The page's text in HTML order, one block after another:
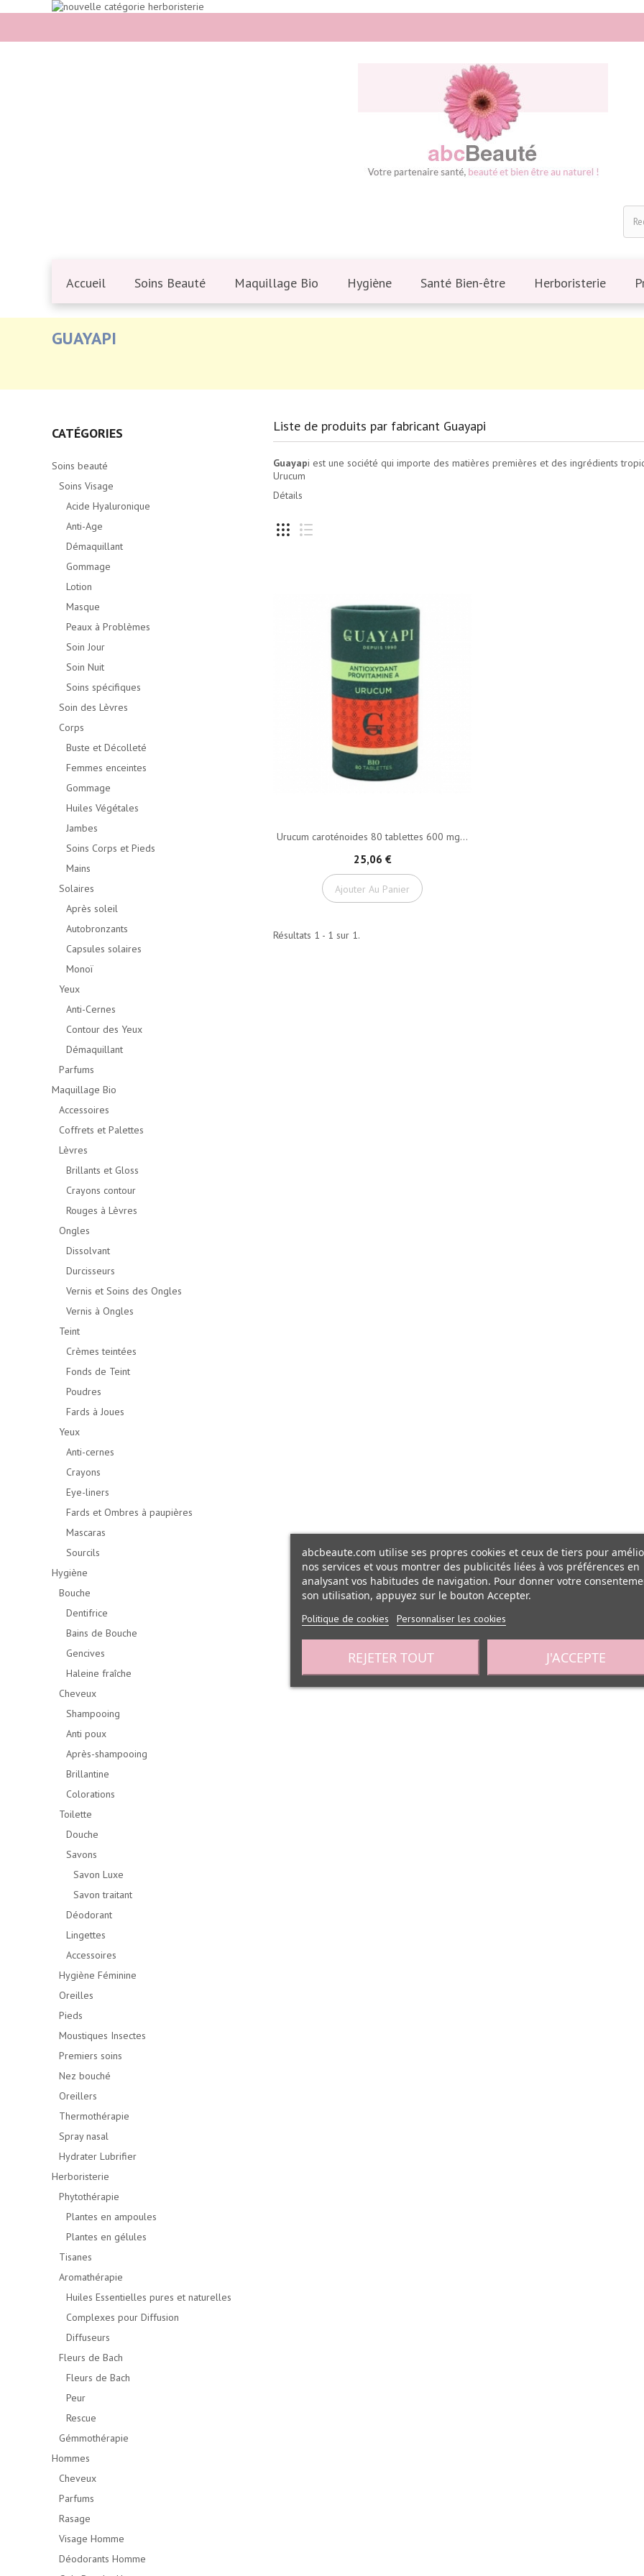
Accueil Soins Beauté Maquillage Bio Hygiène Santé Bien-être Herboristerie
GUAYAPI
CATÉGORIES
Soins beauté
Soins Visage
Acide Hyaluronique
Anti-Age
Démaquillant
Gommage
Lotion
Masque
Peaux à Problèmes
Soin Jour
Soin Nuit
Soins spécifiques
Soin des Lèvres
Corps
Buste et Décolleté
Femmes enceintes
Gommage
Huiles Végétales
Jambes
Soins Corps et Pieds
Mains
Solaires
Après soleil
Autobronzants
Capsules solaires
Monoï
Yeux
Anti-Cernes
Contour des Yeux
Démaquillant
Parfums
Maquillage Bio
Accessoires
Coffrets et Palettes
Lèvres
Brillants et Gloss
Crayons contour
Rouges à Lèvres
Ongles
Dissolvant
Durcisseurs
Vernis et Soins des Ongles
Vernis à Ongles
Teint
Crèmes teintées
Fonds de Teint
Poudres
Fards à Joues
Yeux
Anti-cernes
Crayons
Eye-liners
Fards et Ombres à paupières
Mascaras
Sourcils
Hygiène
Bouche
Dentifrice
Bains de Bouche
Gencives
Haleine fraîche
Cheveux
Shampooing
Anti poux
Après-shampooing
Brillantine
Colorations
Toilette
Douche
Savons
Savon Luxe
Savon traitant
Déodorant
Lingettes
Accessoires
Hygiène Féminine
Oreilles
Pieds
Moustiques Insectes
Premiers soins
Nez bouché
Oreillers
Thermothérapie
Spray nasal
Hydrater Lubrifier
Herboristerie
Phytothérapie
Plantes en ampoules
Plantes en gélules
Tisanes
Aromathérapie
Huiles Essentielles pures et naturelles
Complexes pour Diffusion
Diffuseurs
Fleurs de Bach
Fleurs de Bach
Peur
Rescue
Gémmothérapie
Hommes
Cheveux
Parfums
Rasage
Visage Homme
Déodorants Homme
Liste de produits par fabricant Guayapi
Guayapi est une société qui importe des matières premières et des ingrédients
Urucum
Détails
Urucum caroténoides 80 tablettes 600 mg...
25,06 €
Ajouter Au Panier
Résultats 1 - 1 sur 1.
abcbeaute.com utilise ses propres cookies et ceux de tiers pour
nos services et vous montrer des publicités liées à vos préférences en
analysant vos habitudes de navigation. Pour donner votre
son utilisation, appuyez sur le bouton Accepter.
Politique de cookies Personnaliser les cookies
REJETER TOUT J'ACCEPTE